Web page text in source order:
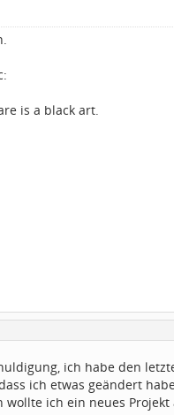
is a black art.
ich habe den
ich etwas geändert
wollte ich ein neues